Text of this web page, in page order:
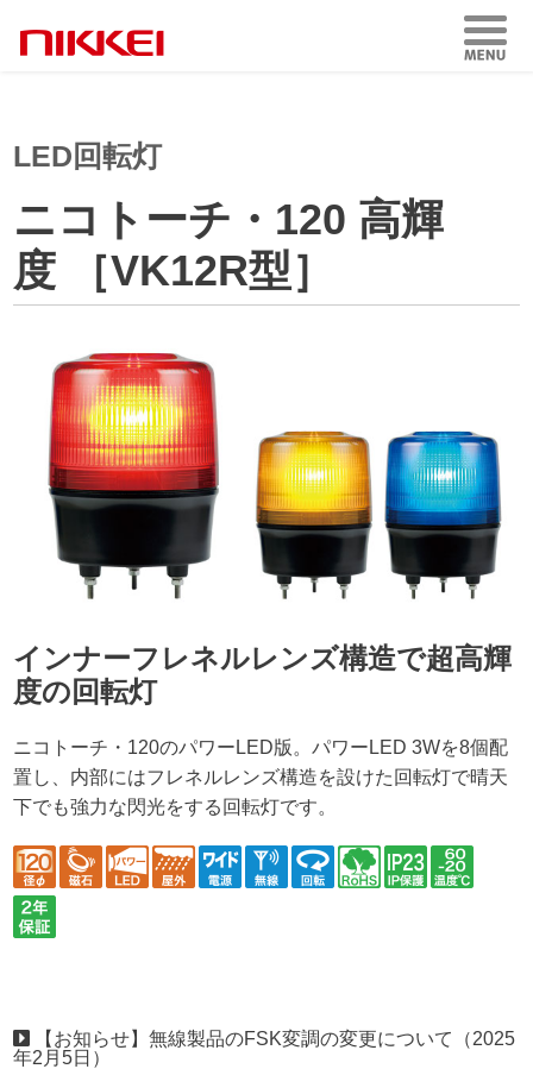
LED回転灯
ニコトーチ・120 高輝
度 ［VK12R型］
インナーフレネルレンズ構造で超高輝
度の回転灯
ニコトーチ・120のパワーLED版。パワーLED 3Wを8個配
置し、内部にはフレネルレンズ構造を設けた回転灯で晴天
下でも強力な閃光をする回転灯です。
【お知らせ】無線製品のFSK変調の変更について（2025
年2月5日）